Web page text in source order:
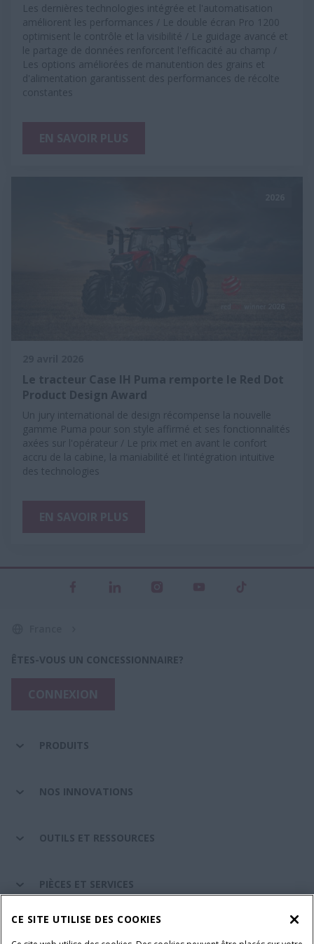
Les dernières technologies intégrée et l'automatisation
améliorent les performances / Le double écran Pro 1200
optimisent le contrôle et la visibilité / Le guidage avancé et
le partage de données renforcent l'efficacité au champ /
Les options améliorées de manutention des grains et
d'alimentation garantissent des performances de récolte
constantes
Le tracteur Case IH Puma remporte le Red Dot
Product Design Award
Un jury international de design récompense la nouvelle
gamme Puma pour son style affirmé et ses fonctionnalités
axées sur l'opérateur / Le prix met en avant le confort
accru de la cabine, la maniabilité et l'intégration intuitive
des technologies
ÊTES-VOUS UN CONCESSIONNAIRE?
PRODUITS
NOS INNOVATIONS
OUTILS ET RESSOURCES
PIÈCES ET SERVICES
CE SITE UTILISE DES COOKIES